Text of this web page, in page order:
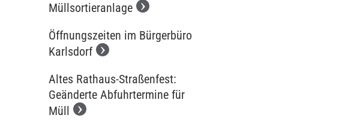
Müllsortieranlage
Öffnungszeiten im Bürgerbüro
Karlsdorf
Altes Rathaus-Straßenfest:
Geänderte Abfuhrtermine für
Müll